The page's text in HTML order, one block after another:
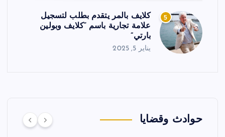
5
كلايف بالمر يتقدم بطلب لتسجيل
علامة تجارية باسم “كلايف وبولين
بارتي”
يناير 5, 2025
حوادث وقضايا